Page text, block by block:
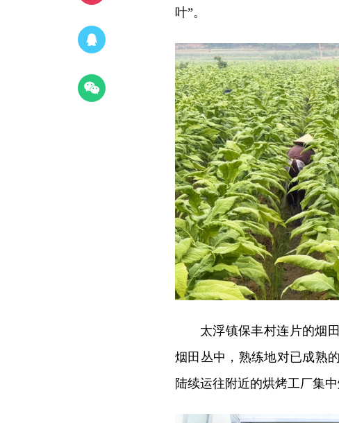
叶”。
太浮镇保丰村连片的烟
烟田丛中，熟练地对已成熟
陆续运往附近的烘烤工厂集中